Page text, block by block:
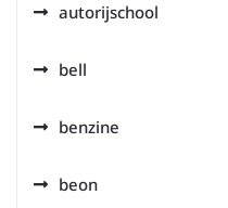
autorijschool
bell
benzine
beon